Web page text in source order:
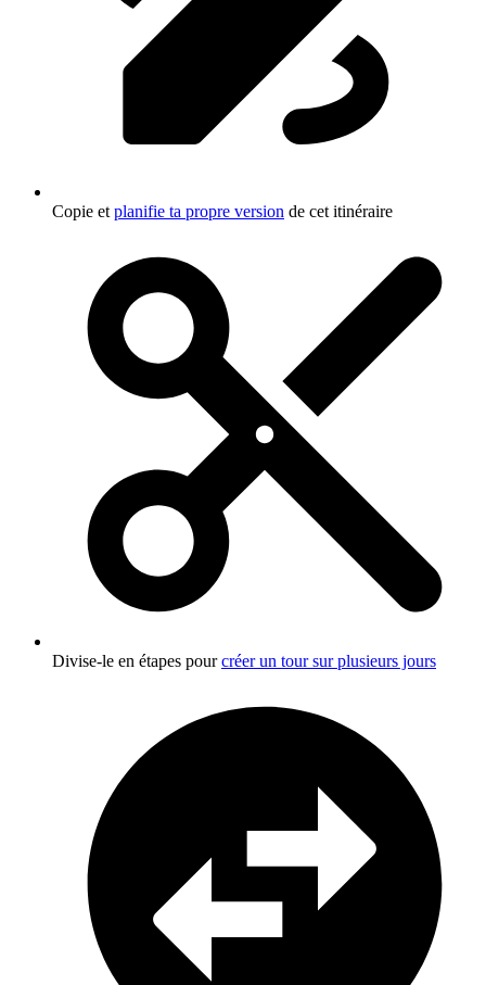
Copie et planifie ta propre version de cet itinéraire
Divise-le en étapes pourcréer un tour sur plusieurs jours